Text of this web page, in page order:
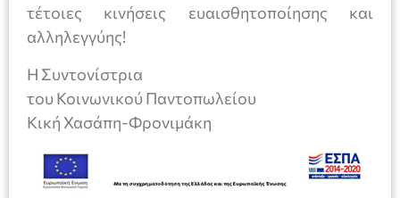
τέτοιες κινήσεις ευαισθητοποίησης και
αλληλεγγύης!
Η Συντονίστρια
του Κοινωνικού Παντοπωλείου
Κική Χασάπη-Φρονιμάκη